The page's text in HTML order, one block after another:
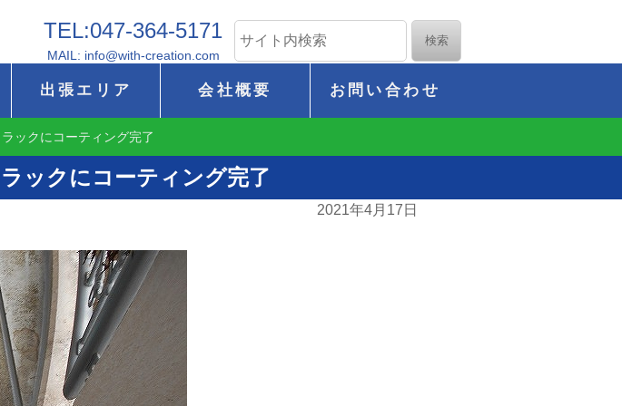
TEL:047-364-5171
MAIL: info@with-creation.com
出張エリア 会社概要 お問い合わせ
ックにコーティング完了
ックにコーティング完了
2021年4月17日